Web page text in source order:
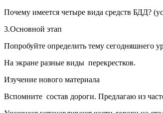
Почему имеется четыре вида средств БДД?
3.Основной этап
Попробуйте определить тему
На экране разные виды перекрестков.
Изучение нового материала
Вспомните состав дороги. Предлагаю из